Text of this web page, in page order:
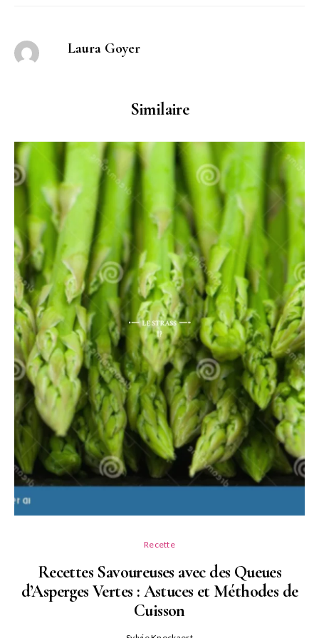
Laura Goyer
Similaire
Recette
Recettes Savoureuses avec des Queues
d’Asperges Vertes : Astuces et Méthodes de
Cuisson